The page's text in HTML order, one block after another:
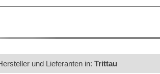
und Lieferanten in: Trittau